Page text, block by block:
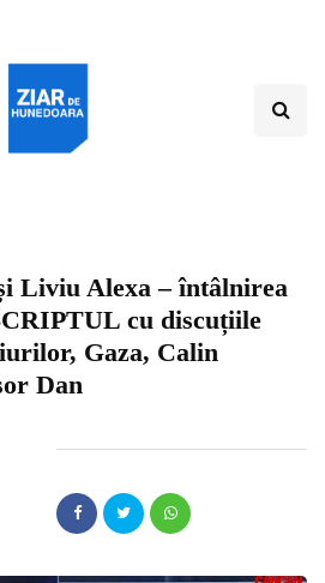
Liviu Alexa – întâlnirea
cu discuțiile
Gaza, Calin
Dan